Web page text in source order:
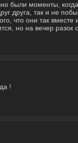
были моменты,
друга, так и не
что они так вместе
но на вечер разок
!